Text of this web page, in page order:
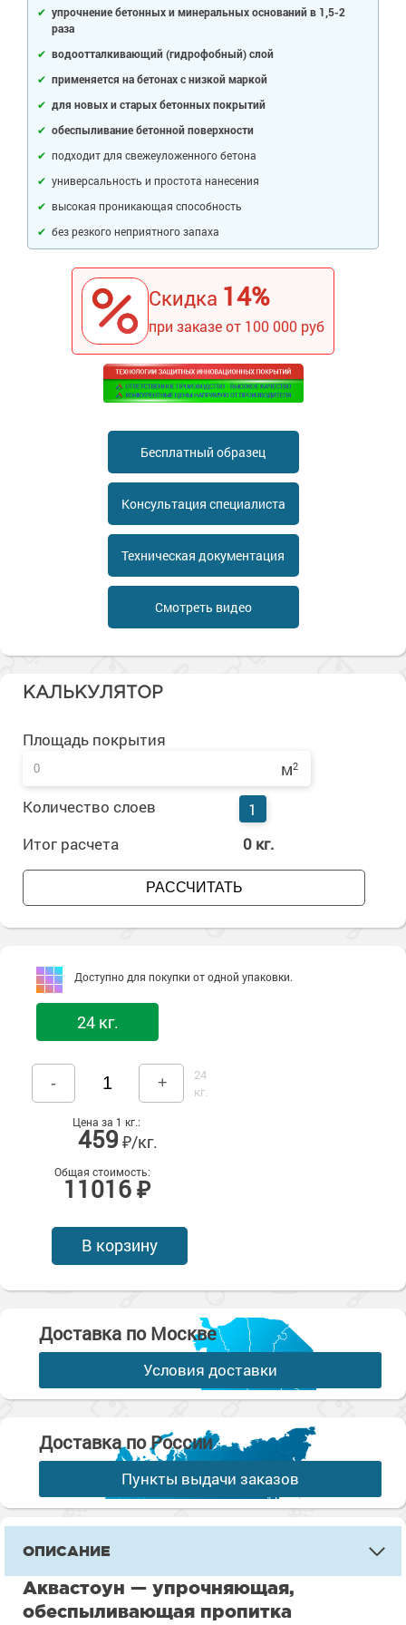
Ингибиторы коррозии
Растворители и разбавители для металла
Сопутствующие товары
Сопутствующие товары
Пищевая промышленность
Нефтегазовая промышленность
Сопутствующие товары
Для металла
Для фасада
Сопутствующие товары
Экологичные материалы
Для бетонных полов
Для металла
Для фасада
Для дерева
Для интерьеров
Сопутствующие товары
Антистатические покрытия
Для бетона
Промышленные покрытия
Промышленные полы
Ремонт промышленных полов
Защита железобетонных конструкций
Промышленные металлоконструкции
Промышленное оборудование
Промышленные ремонтные покрытия для металла
Промышленные стены
Сопутствующие товары
Молотковые эмали
Для металла
Сопутствующие товары
Антикоррозионная защита
Толстослойные грунт-эмали
Алюминиевые краски
Сопутствующие товары
Морозостойкие краски
Морозостойкие краски для бетонных полов
Морозостойкие краски для фасада
Сопутствующие товары
упрочнение бетонных и минеральных оснований в 1,5-2
раза
водоотталкивающий (гидрофобный) слой
применяется на бетонах с низкой маркой
для новых и старых бетонных покрытий
обеспыливание бетонной поверхности
подходит для свежеуложенного бетона
универсальность и простота нанесения
высокая проникающая способность
без резкого неприятного запаха
Скидка 14%
при заказе от 100 000 руб
Бесплатный образец
Консультация специалиста
Техническая документация
Смотреть видео
КАЛЬКУЛЯТОР
Площадь покрытия
м2
Количество слоев
1
Итог расчета
0 кг.
РАССЧИТАТЬ
Доступно для покупки от одной упаковки.
24 кг.
- +
24
кг.
Цена за 1 кг.:
459 ₽/кг.
Общая стоимость:
11016 ₽
В корзину
Доставка по Москве
Условия доставки
Доставка по России
Пункты выдачи заказов
ОПИСАНИЕ
Аквастоун — упрочняющая,
обеспыливающая пропитка